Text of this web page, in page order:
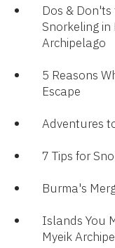
Dos &
Snorkeling
Archipelago
5 Reasons
Escape
Adventures
7 Tips for
Burma's
Islands You
Myeik